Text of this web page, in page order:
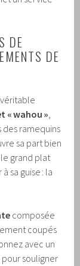
DE
DE
« wahou »,
des ramequins
sa part bien
grand plat
sa guise : la
composée
coupés
avec un
souligner